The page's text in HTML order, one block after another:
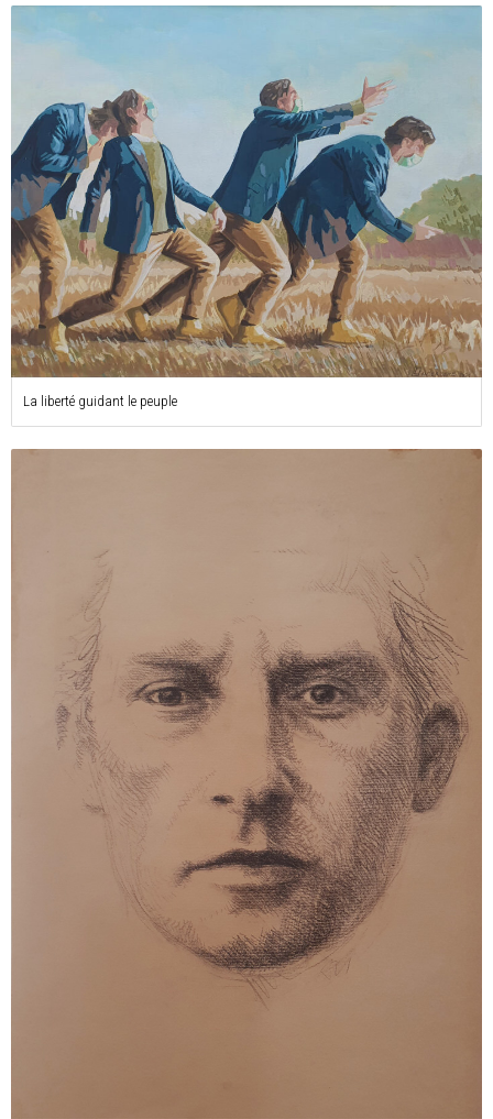
La liberté guidant le peuple